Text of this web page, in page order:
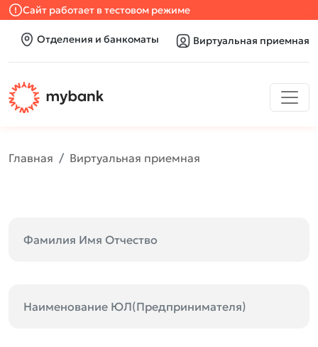
Сайт работает в тестовом режиме
Отделения и банкоматы Виртуальная приемная
Главная Виртуальная приемная